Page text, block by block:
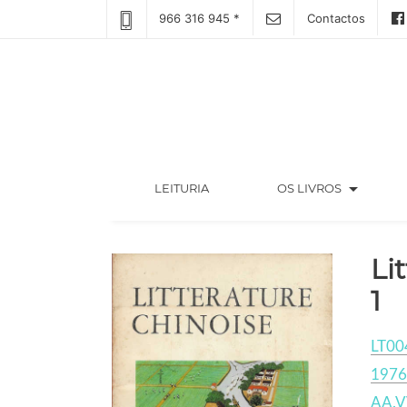
966 316 945 * Contactos
LEITURIA(CURRENT) OS LIVROS arrow_drop_down
1
1976